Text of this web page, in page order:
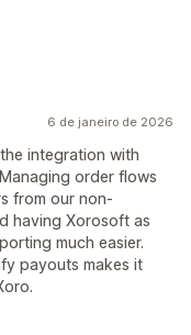
6 de janeiro de 2026
integration with
order flows
from our non-
having Xorosoft as
much easier.
payouts makes it